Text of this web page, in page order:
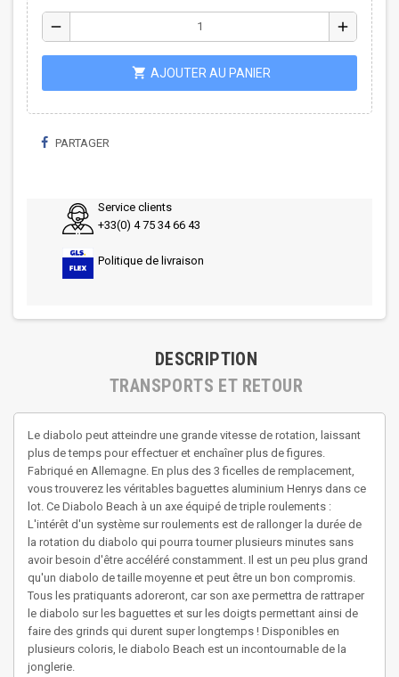
remove add
shopping_cart AJOUTER AU PANIER
PARTAGER
Service clients
+33(0) 4 75 34 66 43
Politique de livraison
DESCRIPTION
TRANSPORTS ET RETOUR
Le diabolo peut atteindre une grande vitesse de rotation, laissant
plus de temps pour effectuer et enchaîner plus de figures.
Fabriqué en Allemagne. En plus des 3 ficelles de remplacement,
vous trouverez les véritables baguettes aluminium Henrys dans ce
lot. Ce Diabolo Beach à un axe équipé de triple roulements :
L'intérêt d'un système sur roulements est de rallonger la durée de
la rotation du diabolo qui pourra tourner plusieurs minutes sans
avoir besoin d'être accéléré constamment. Il est un peu plus grand
qu'un diabolo de taille moyenne et peut être un bon compromis.
Tous les pratiquants adoreront, car son axe permettra de rattraper
le diabolo sur les baguettes et sur les doigts permettant ainsi de
faire des grinds qui durent super longtemps ! Disponibles en
plusieurs coloris, le diabolo Beach est un incontournable de la
jonglerie.